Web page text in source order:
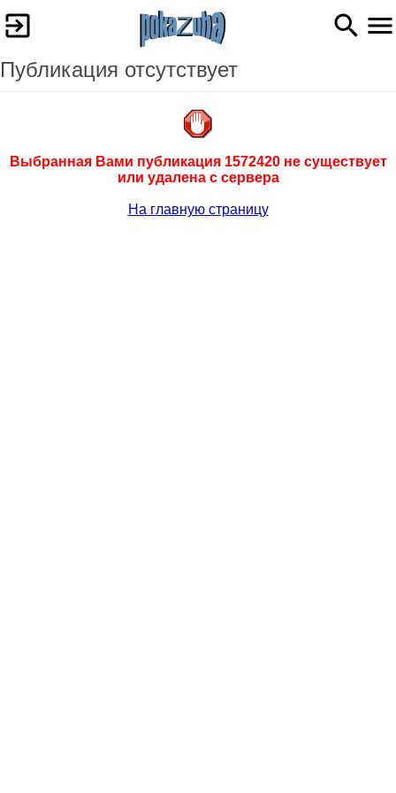
Публикация отсутствует
Выбранная Вами публикация 1572420 не существует
или удалена с сервера
На главную страницу